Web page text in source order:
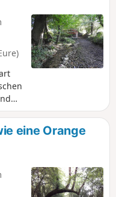
ist
eine Orange